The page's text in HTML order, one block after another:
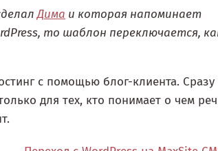
Дима и которая напоминает
то шаблон переключается,
с помощью блог-клиента. Сразу
для тех, кто понимает о чем